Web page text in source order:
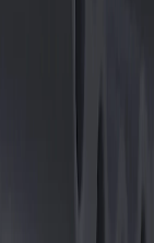
keşfedin.